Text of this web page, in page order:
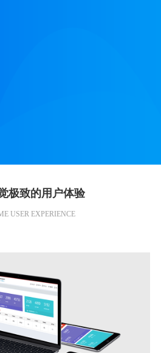
极致的用户体验
USER EXPERIENCE